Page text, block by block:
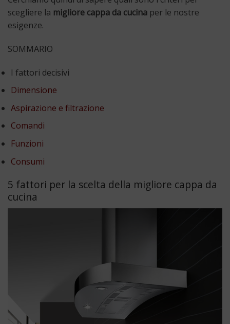
scegliere la migliore cappa da cucina per le nostre
esigenze.
SOMMARIO
I fattori decisivi
Dimensione
Aspirazione e filtrazione
Comandi
Funzioni
Consumi
5 fattori per la scelta della migliore cappa da
cucina